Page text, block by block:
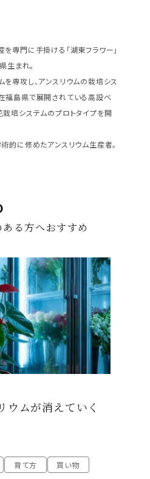
専門に手掛ける「湖東フラワー」
生まれ。
専攻し、アンスリウムの栽培シス
福島県で展開されている高設ベ
培システムのプロトタイプを開
的に修めたアンスリウム生産者。
る方へおすすめ
ウムが消えていく
育て方 買い物